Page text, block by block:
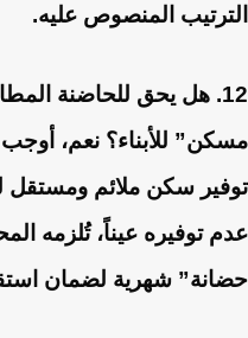
الترتيب المنصوص عليه.
12. هل يحق للحاضنة
مسكن” للأبناء؟ نعم، أوجب
توفير سكن ملائم ومستقل
عدم توفيره عيناً، تُلزمه
حضانة” شهرية لضمان